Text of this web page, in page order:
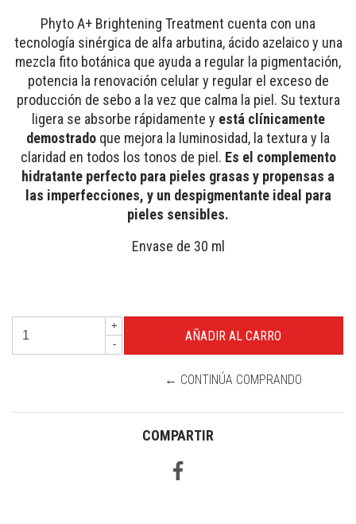
Phyto A+ Brightening Treatment cuenta con una
tecnología sinérgica de alfa arbutina, ácido azelaico y una
mezcla fito botánica que ayuda a regular la pigmentación,
potencia la renovación celular y regular el exceso de
producción de sebo a la vez que calma la piel. Su textura
ligera se absorbe rápidamente y está clínicamente
demostrado que mejora la luminosidad, la textura y la
claridad en todos los tonos de piel. Es el complemento
hidratante perfecto para pieles grasas y propensas a
las imperfecciones, y un despigmentante ideal para
pieles sensibles.
Envase de 30 ml
+
-
← CONTINÚA COMPRANDO
COMPARTIR